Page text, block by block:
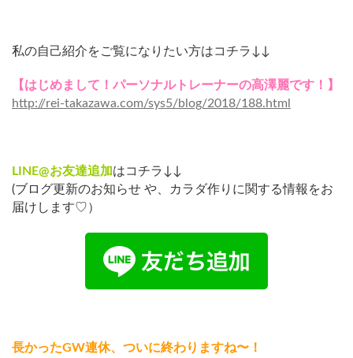
私の自己紹介をご覧になりたい方はコチラ↓↓
【はじめまして！パーソナルトレーナーの高澤麗です！】
http://rei-takazawa.com/sys5/blog/2018/188.html
LINE@お友達追加はコチラ↓↓
(ブログ更新のお知らせ や、カラダ作りに関する情報をお
届けします♡）
長かったGW連休、ついに終わりますね〜！